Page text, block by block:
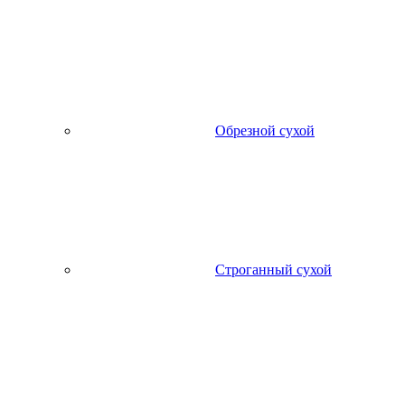
Обрезной сухой
Строганный сухой